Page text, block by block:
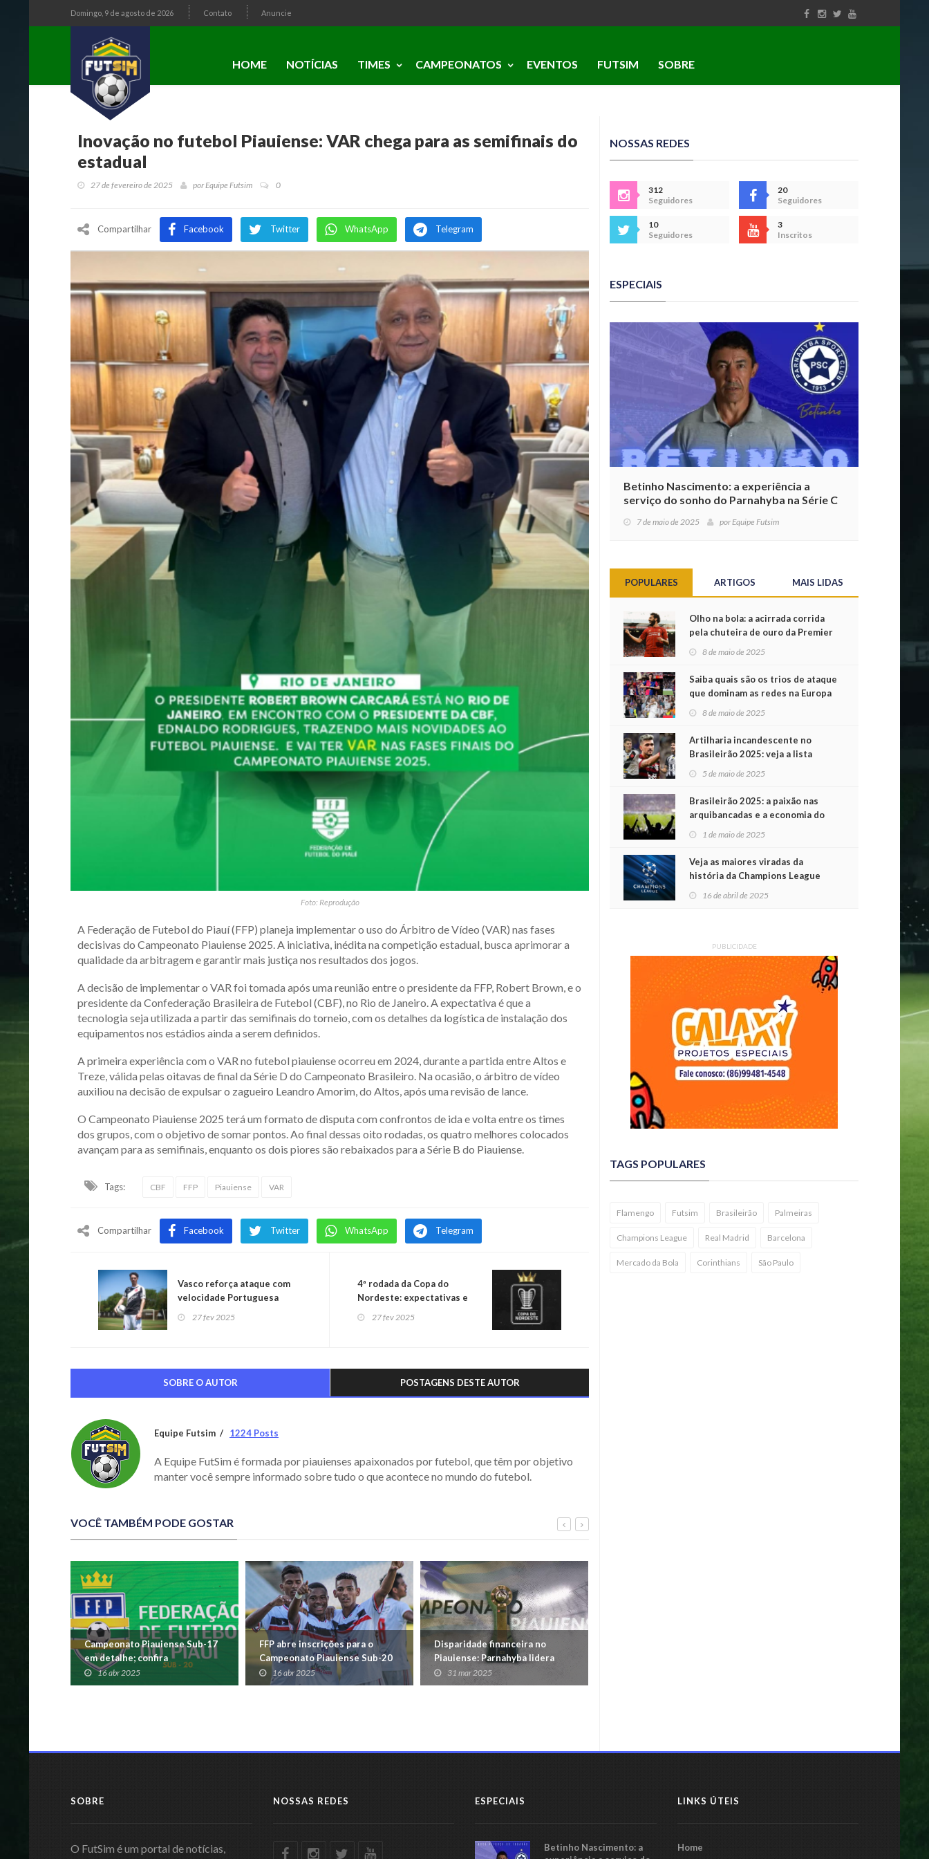
Domingo, 9 de agosto de 2026 Contato Anuncie
HOME NOTÍCIAS TIMES CAMPEONATOS EVENTOS FUTSIM SOBRE
Inovação no futebol Piauiense: VAR chega para as semifinais do
estadual
27 de fevereiro de 2025 porEquipe Futsim 0
Compartilhar Facebook Twitter WhatsApp Telegram
Foto: Reprodução
A Federação de Futebol do Piauí (FFP) planeja implementar o uso do Árbitro de Vídeo (VAR) nas fases
decisivas do Campeonato Piauiense 2025. A iniciativa, inédita na competição estadual, busca aprimorar a
qualidade da arbitragem e garantir mais justiça nos resultados dos jogos.
A decisão de implementar o VAR foi tomada após uma reunião entre o presidente da FFP, Robert Brown, e o
presidente da Confederação Brasileira de Futebol (CBF), no Rio de Janeiro. A expectativa é que a
tecnologia seja utilizada a partir das semifinais do torneio, com os detalhes da logística de instalação dos
equipamentos nos estádios ainda a serem definidos.
A primeira experiência com o VAR no futebol piauiense ocorreu em 2024, durante a partida entre Altos e
Treze, válida pelas oitavas de final da Série D do Campeonato Brasileiro. Na ocasião, o árbitro de vídeo
auxiliou na decisão de expulsar o zagueiro Leandro Amorim, do Altos, após uma revisão de lance.
O Campeonato Piauiense 2025 terá um formato de disputa com confrontos de ida e volta entre os times
dos grupos, com o objetivo de somar pontos. Ao final dessas oito rodadas, os quatro melhores colocados
avançam para as semifinais, enquanto os dois piores são rebaixados para a Série B do Piauiense.
Tags: CBF FFP Piauiense VAR
Compartilhar Facebook Twitter WhatsApp Telegram
Vasco reforça ataque com
velocidade Portuguesa
27 fev 2025
4ª rodada da Copa do
Nordeste: expectativas e
27 fev 2025
SOBRE O AUTOR POSTAGENS DESTE AUTOR
Equipe Futsim 1224 Posts
A Equipe FutSim é formada por piauienses apaixonados por futebol, que têm por objetivo
manter você sempre informado sobre tudo o que acontece no mundo do futebol.
VOCÊ TAMBÉM PODE GOSTAR
Campeonato Piauiense Sub-17
em detalhe; confira
16 abr 2025
FFP abre inscrições para o
Campeonato Piauiense Sub-20
16 abr 2025
Disparidade financeira no
Piauiense: Parnahyba lidera
arrecadação, Altos na lanterna
31 mar 2025
NOSSAS REDES
312
Seguidores
20
Seguidores
10
Seguidores
3
Inscritos
ESPECIAIS
Betinho Nascimento: a experiência a
serviço do sonho do Parnahyba na Série C
7 de maio de 2025 porEquipe Futsim
POPULARES ARTIGOS MAIS LIDAS
Olho na bola: a acirrada corrida
pela chuteira de ouro da Premier
League
8 de maio de 2025
Saiba quais são os trios de ataque
que dominam as redes na Europa
8 de maio de 2025
Artilharia incandescente no
Brasileirão 2025: veja a lista
atualizada
5 de maio de 2025
Brasileirão 2025: a paixão nas
arquibancadas e a economia do
futebol na primeira rodada
1 de maio de 2025
Veja as maiores viradas da
história da Champions League
16 de abril de 2025
PUBLICIDADE
TAGS POPULARES
Flamengo Futsim Brasileirão Palmeiras
Champions League Real Madrid Barcelona
Mercado da Bola Corinthians São Paulo
SOBRE
O FutSim é um portal de notícias,
NOSSAS REDES ESPECIAIS
Betinho Nascimento: a
LINKS ÚTEIS
Home